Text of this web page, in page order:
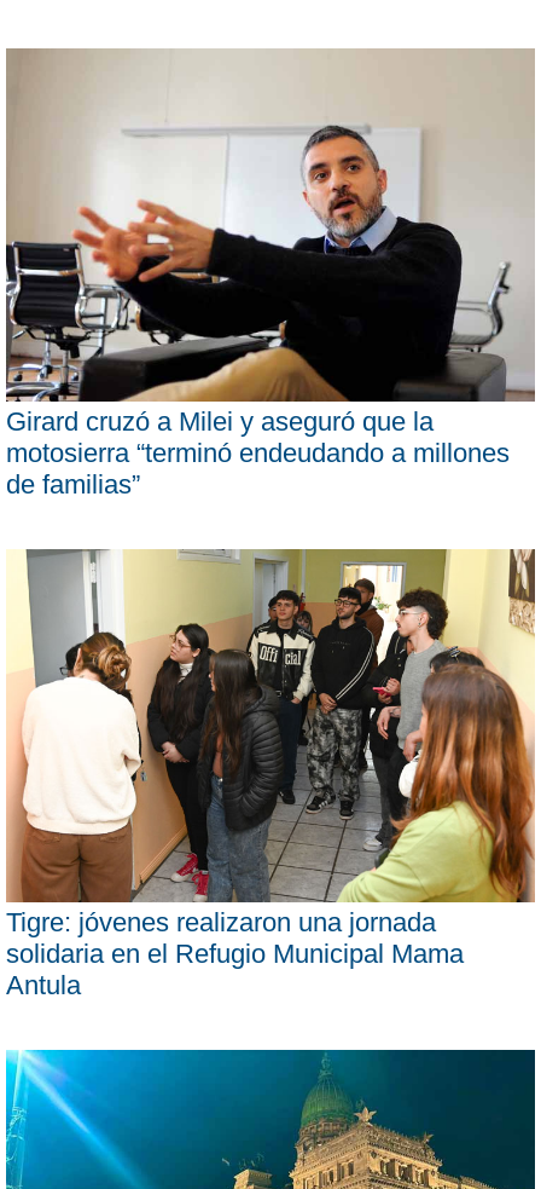
Girard cruzó a Milei y aseguró que la
motosierra “terminó endeudando a millones
de familias”
Tigre: jóvenes realizaron una jornada
solidaria en el Refugio Municipal Mama
Antula